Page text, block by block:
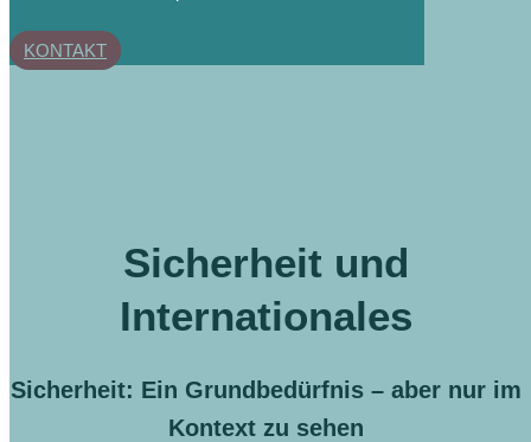
KONTAKT
Sicherheit und
Internationales
Sicherheit: Ein Grundbedürfnis – aber nur im
Kontext zu sehen